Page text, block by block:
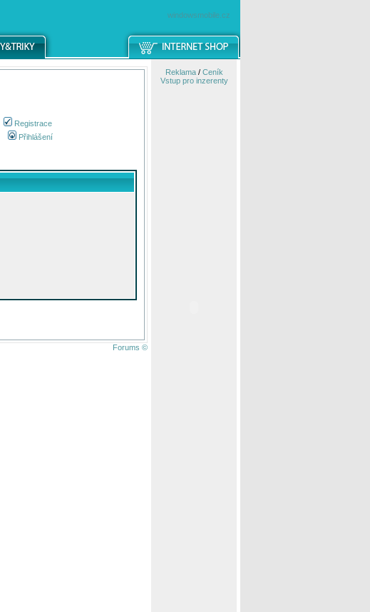
windowsmobile.cz
Registrace
Přihlášení
Forums ©
Reklama/ Ceník
Vstup pro inzerenty